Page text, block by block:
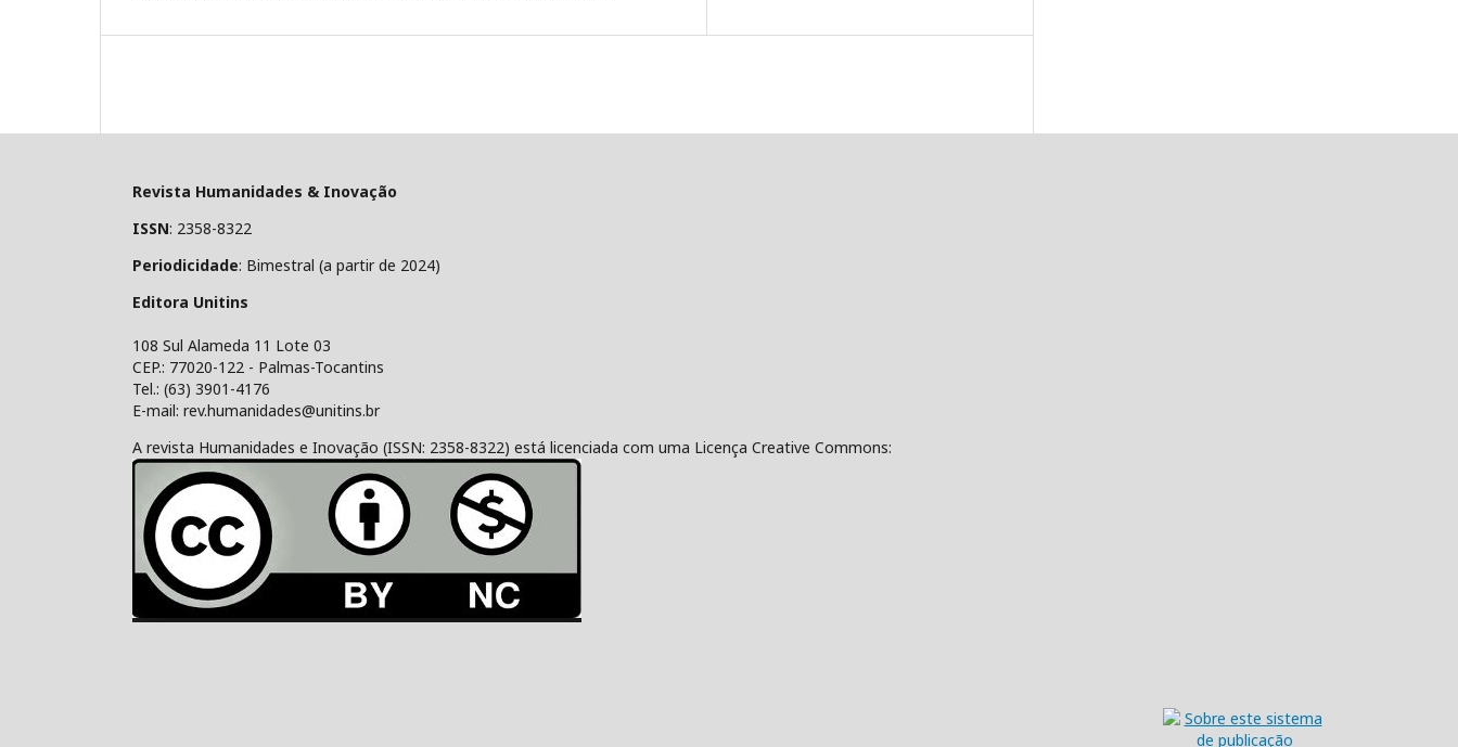
Revista Humanidades & Inovação
ISSN: 2358-8322
Periodicidade: Bimestral (a partir de 2024)
Editora Unitins
108 Sul Alameda 11 Lote 03
CEP.: 77020-122 - Palmas-Tocantins
Tel.: (63) 3901-4176
E-mail: rev.humanidades@unitins.br
A revista Humanidades e Inovação (ISSN: 2358-8322) está licenciada com uma Licença Creative Commons: